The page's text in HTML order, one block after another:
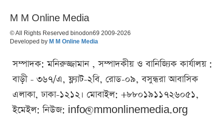
M M Online Media
© All Rights Reserved binodon69 2009-2026
Developed by M M Online Media
সম্পাদক: মনিরুজ্জামান , সম্পাদকীয় ও বানিজ্যিক কার্যালয় :
বাড়ী - ৩৬৭/এ, ফ্ল্যাট-২বি, রোড-০৯, বসুন্ধরা আবাসিক
এলাকা, ঢাকা-১২১২। মোবাইল: +৮৮০১৯১১৭২৬০৫১,
ইমেইল: নিউজ: info@mmonlinemedia.org